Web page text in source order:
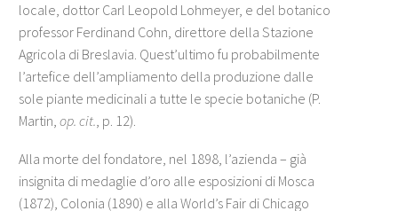
locale, dottor Carl Leopold Lohmeyer, e del botanico
professor Ferdinand Cohn, direttore della Stazione
Agricola di Breslavia. Quest’ultimo fu probabilmente
l’artefice dell’ampliamento della produzione dalle
sole piante medicinali a tutte le specie botaniche (P.
Martin, op. cit., p. 12).
Alla morte del fondatore, nel 1898, l’azienda – già
insignita di medaglie d’oro alle esposizioni di Mosca
(1872), Colonia (1890) e alla World’s Fair di Chicago